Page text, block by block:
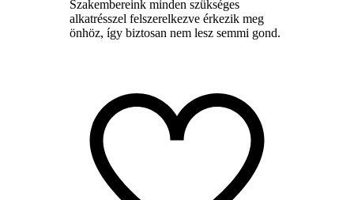
Szakembereink minden szükséges
alkatrésszel felszerelkezve érkezik meg
önhöz, így biztosan nem lesz semmi gond.